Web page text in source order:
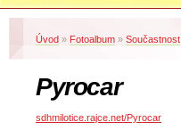
Úvod » Fotoalbum » Součastnost
Pyrocar
sdhmilotice.rajce.net/Pyrocar